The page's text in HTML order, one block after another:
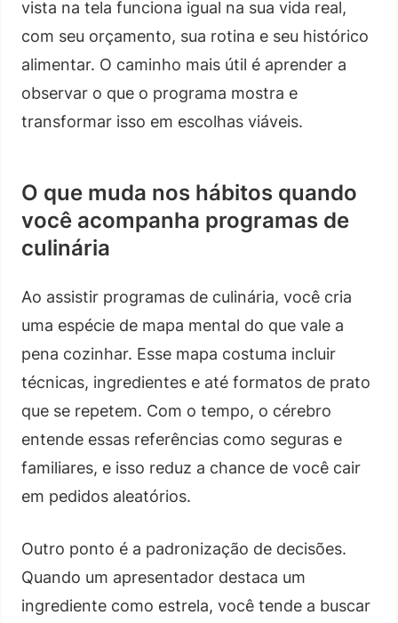
vista na tela funciona igual na sua vida real,
com seu orçamento, sua rotina e seu histórico
alimentar. O caminho mais útil é aprender a
observar o que o programa mostra e
transformar isso em escolhas viáveis.
O que muda nos hábitos quando
você acompanha programas de
culinária
Ao assistir programas de culinária, você cria
uma espécie de mapa mental do que vale a
pena cozinhar. Esse mapa costuma incluir
técnicas, ingredientes e até formatos de prato
que se repetem. Com o tempo, o cérebro
entende essas referências como seguras e
familiares, e isso reduz a chance de você cair
em pedidos aleatórios.
Outro ponto é a padronização de decisões.
Quando um apresentador destaca um
ingrediente como estrela, você tende a buscar